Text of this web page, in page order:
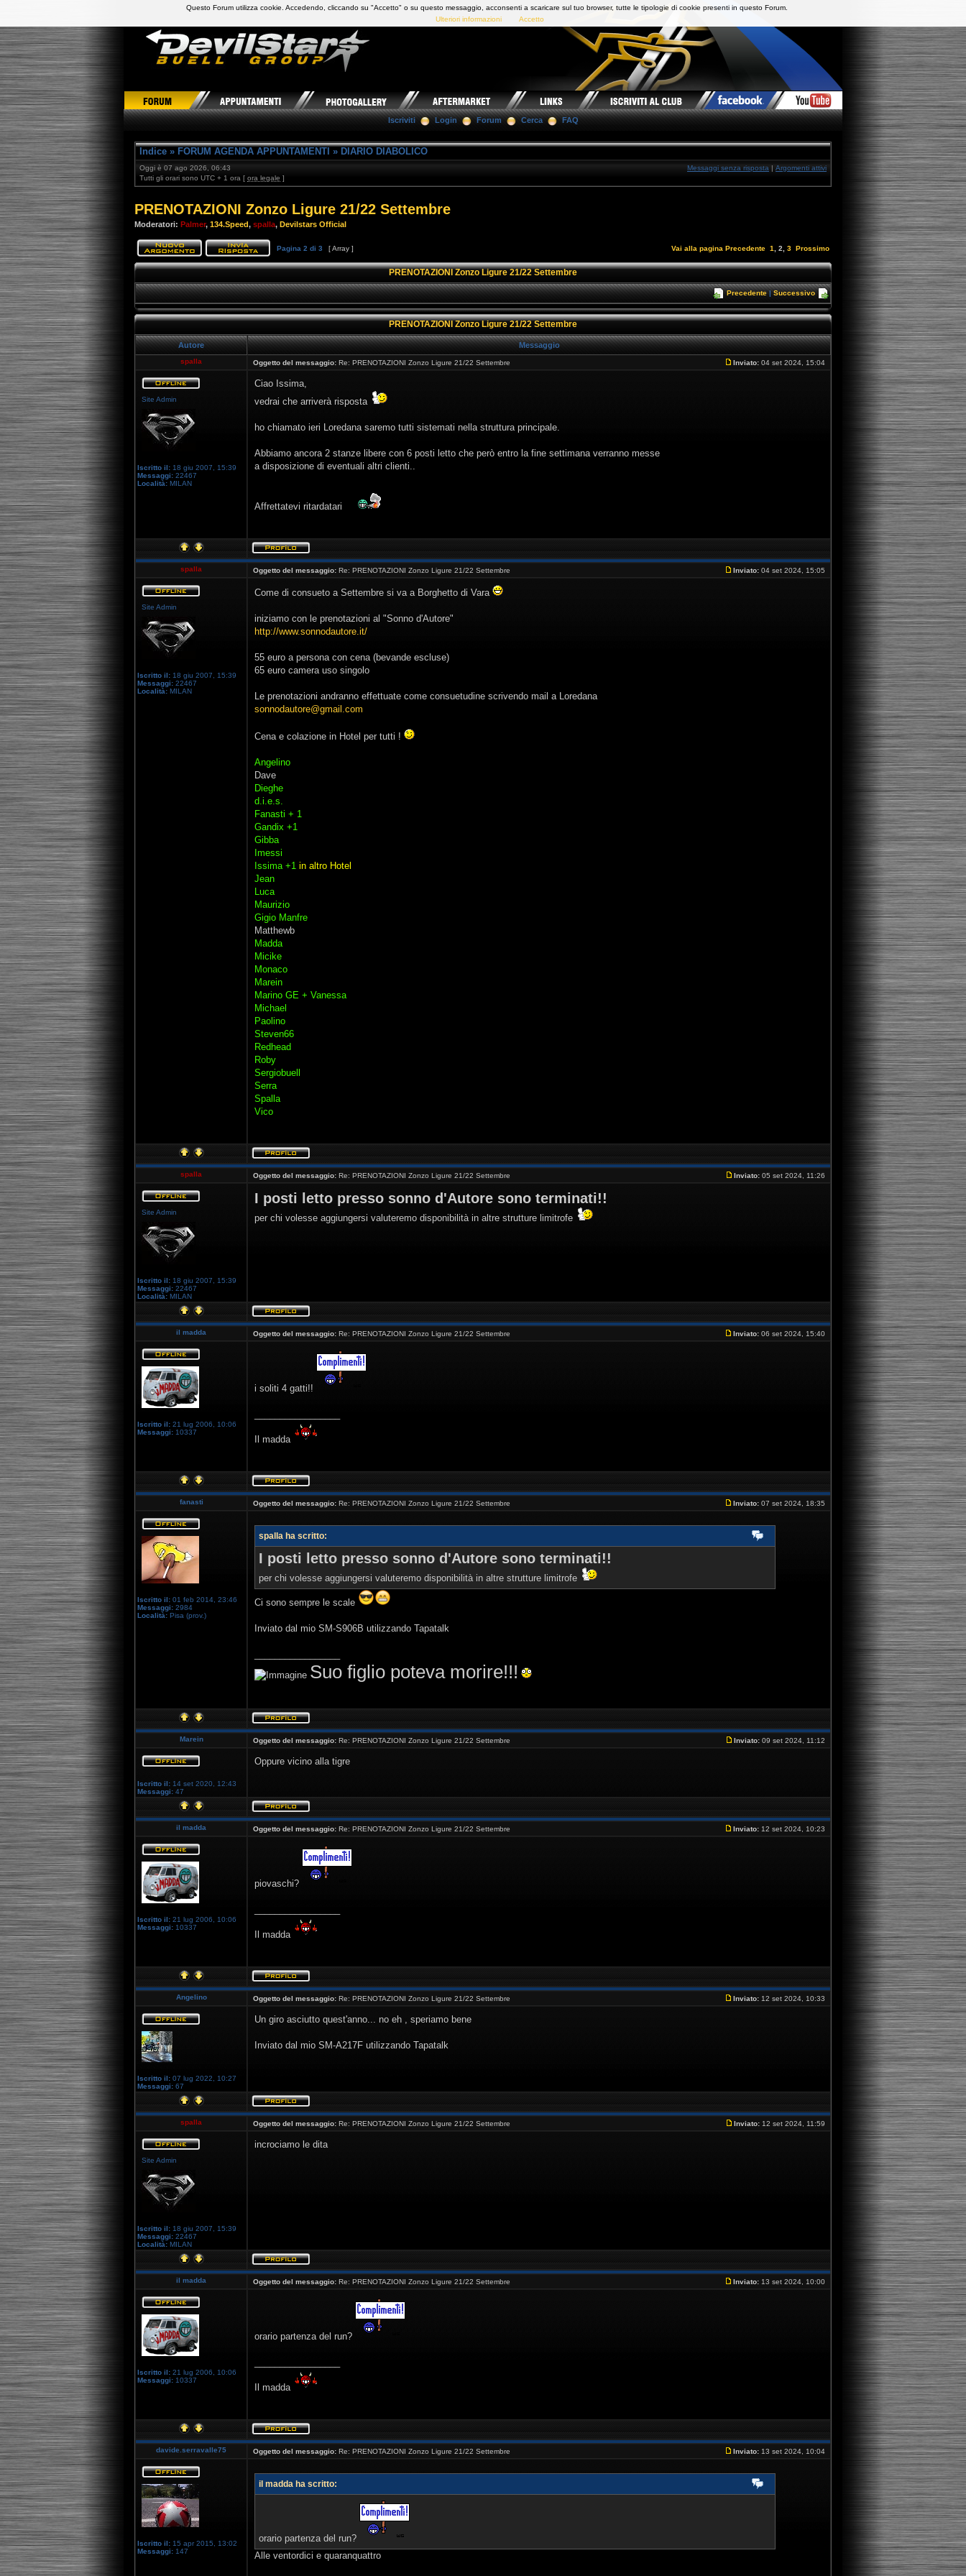
DevilStars Club Buell Italia
Iscriviti Login Forum Cerca FAQ
Indice » FORUM AGENDA APPUNTAMENTI » DIARIO DIABOLICO
Oggi è 07 ago 2026, 06:43
Tutti gli orari sono UTC + 1 ora [ ora legale ]
Messaggi senza risposta | Argomenti attivi
PRENOTAZIONI Zonzo Ligure 21/22 Settembre
Moderatori: Palmer, 134.Speed, spalla, Devilstars Official
Pagina 2 di 3 [ Array ] Vai alla pagina Precedente 1 2 3 Prossimo
PRENOTAZIONI Zonzo Ligure 21/22 Settembre
Precedente| Successivo
PRENOTAZIONI Zonzo Ligure 21/22 Settembre
Autore Messaggio
spalla Oggetto del messaggio: Re: PRENOTAZIONI Zonzo Ligure 21/22 Settembre Inviato: 04 set 2024, 15:04
Site Admin
Iscritto il: 18 giu 2007, 15:39
Messaggi: 22467
Località: MILAN
Ciao Issima,
vedrai che arriverà risposta
ho chiamato ieri Loredana saremo tutti sistemati nella struttura principale.
Abbiamo ancora 2 stanze libere con 6 posti letto che però entro la fine settimana verranno messe
a disposizione di eventuali altri clienti..
Affrettatevi ritardatari
spalla Oggetto del messaggio: Re: PRENOTAZIONI Zonzo Ligure 21/22 Settembre Inviato: 04 set 2024, 15:05
Site Admin
Iscritto il: 18 giu 2007, 15:39
Messaggi: 22467
Località: MILAN
Come di consueto a Settembre si va a Borghetto di Vara
iniziamo con le prenotazioni al "Sonno d'Autore"
http://www.sonnodautore.it/
55 euro a persona con cena (bevande escluse)
65 euro camera uso singolo
Le prenotazioni andranno effettuate come consuetudine scrivendo mail a Loredana
sonnodautore@gmail.com
Cena e colazione in Hotel per tutti !
Angelino
Dave
Dieghe
d.i.e.s.
Fanasti + 1
Gandix +1
Gibba
Imessi
Issima +1 in altro Hotel
Jean
Luca
Maurizio
Gigio Manfre
Matthewb
Madda
Micike
Monaco
Marein
Marino GE + Vanessa
Michael
Paolino
Steven66
Redhead
Roby
Sergiobuell
Serra
Spalla
Vico
spalla Oggetto del messaggio: Re: PRENOTAZIONI Zonzo Ligure 21/22 Settembre Inviato: 05 set 2024, 11:26
Site Admin
Iscritto il: 18 giu 2007, 15:39
Messaggi: 22467
Località: MILAN
I posti letto presso sonno d'Autore sono terminati!!
per chi volesse aggiungersi valuteremo disponibilità in altre strutture limitrofe
il madda Oggetto del messaggio: Re: PRENOTAZIONI Zonzo Ligure 21/22 Settembre Inviato: 06 set 2024, 15:40
Iscritto il: 21 lug 2006, 10:06
Messaggi: 10337
i soliti 4 gatti!!
Il madda
fanasti Oggetto del messaggio: Re: PRENOTAZIONI Zonzo Ligure 21/22 Settembre Inviato: 07 set 2024, 18:35
Iscritto il: 01 feb 2014, 23:46
Messaggi: 2984
Località: Pisa (prov.)
spalla ha scritto:
I posti letto presso sonno d'Autore sono terminati!!
per chi volesse aggiungersi valuteremo disponibilità in altre strutture limitrofe
Ci sono sempre le scale
Inviato dal mio SM-S906B utilizzando Tapatalk
Suo figlio poteva morire!!!
Marein Oggetto del messaggio: Re: PRENOTAZIONI Zonzo Ligure 21/22 Settembre Inviato: 09 set 2024, 11:12
Iscritto il: 14 set 2020, 12:43
Messaggi: 47
Oppure vicino alla tigre
il madda Oggetto del messaggio: Re: PRENOTAZIONI Zonzo Ligure 21/22 Settembre Inviato: 12 set 2024, 10:23
Iscritto il: 21 lug 2006, 10:06
Messaggi: 10337
piovaschi?
Il madda
Angelino Oggetto del messaggio: Re: PRENOTAZIONI Zonzo Ligure 21/22 Settembre Inviato: 12 set 2024, 10:33
Iscritto il: 07 lug 2022, 10:27
Messaggi: 67
Un giro asciutto quest'anno... no eh , speriamo bene
Inviato dal mio SM-A217F utilizzando Tapatalk
spalla Oggetto del messaggio: Re: PRENOTAZIONI Zonzo Ligure 21/22 Settembre Inviato: 12 set 2024, 11:59
Site Admin
Iscritto il: 18 giu 2007, 15:39
Messaggi: 22467
Località: MILAN
incrociamo le dita
il madda Oggetto del messaggio: Re: PRENOTAZIONI Zonzo Ligure 21/22 Settembre Inviato: 13 set 2024, 10:00
Iscritto il: 21 lug 2006, 10:06
Messaggi: 10337
orario partenza del run?
Il madda
davide.serravalle75 Oggetto del messaggio: Re: PRENOTAZIONI Zonzo Ligure 21/22 Settembre Inviato: 13 set 2024, 10:04
Iscritto il: 15 apr 2015, 13:02
Messaggi: 147
il madda ha scritto:
orario partenza del run?
Alle ventordici e quaranquattro
Questo Forum utilizza cookie. Accedendo, cliccando su "Accetto" o su questo messaggio, acconsenti a scaricare sul tuo browser, tutte le tipologie di cookie presenti in questo Forum.
Ulteriori informazioni
Accetto